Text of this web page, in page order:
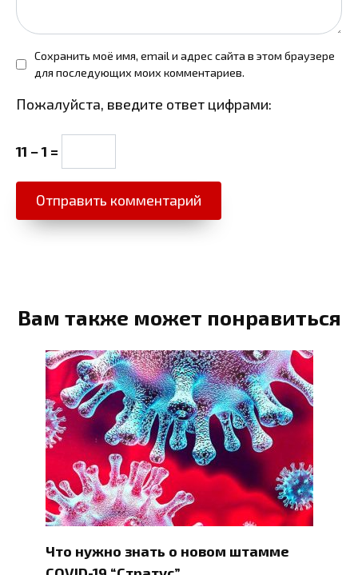
Сохранить моё имя, email и адрес сайта в этом браузере
для последующих моих комментариев.
Пожалуйста, введите ответ цифрами:
11 − 1 =
Вам также может понравиться
Что нужно знать о новом штамме